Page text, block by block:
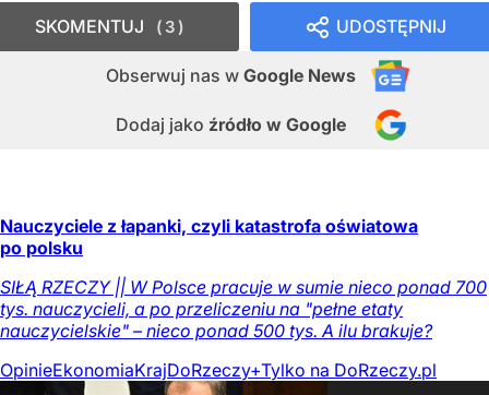
UDOSTĘPNIJ
Obserwuj nas w Google News
Dodaj jako źródło w Google
SKOMENTUJ 3
Nauczyciele z łapanki, czyli katastrofa oświatowa
po polsku
SIŁĄ RZECZY || W Polsce pracuje w sumie nieco ponad 700
tys. nauczycieli, a po przeliczeniu na "pełne etaty
nauczycielskie" – nieco ponad 500 tys. A ilu brakuje?
OpinieEkonomiaKrajDoRzeczy+Tylko na DoRzeczy.pl